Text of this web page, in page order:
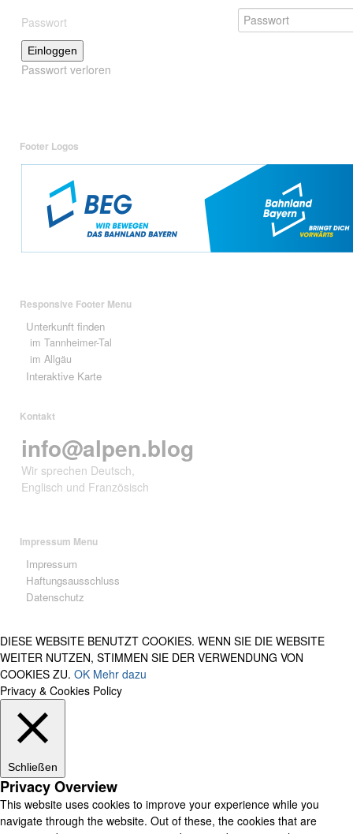
Passwort
Einloggen
Passwort verloren
Footer Logos
Responsive Footer Menu
Unterkunft finden
im Tannheimer-Tal
im Allgäu
Interaktive Karte
Kontakt
info@alpen.blog
Wir sprechen Deutsch,
Englisch und Französisch
Impressum Menu
Impressum
Haftungsausschluss
Datenschutz
DIESE WEBSITE BENUTZT COOKIES. WENN SIE DIE WEBSITE
WEITER NUTZEN, STIMMEN SIE DER VERWENDUNG VON
COOKIES ZU. OK Mehr dazu
Privacy & Cookies Policy
Schließen
Privacy Overview
This website uses cookies to improve your experience while you
navigate through the website. Out of these, the cookies that are